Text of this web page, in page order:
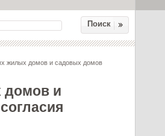
Поиск
жилых домов и садовых домов
домов и